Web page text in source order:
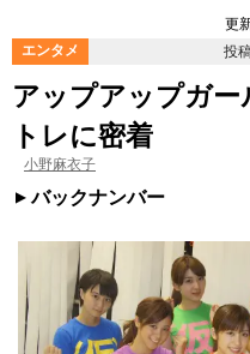
更
エンタメ
投
アップアップガー
トレに密着
小野麻衣子
バックナンバー